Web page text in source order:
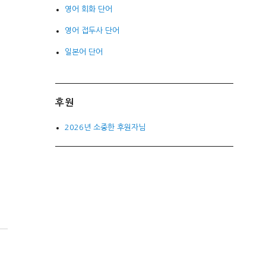
영어 회화 단어
영어 접두사 단어
일본어 단어
후원
2026년 소중한 후원자님